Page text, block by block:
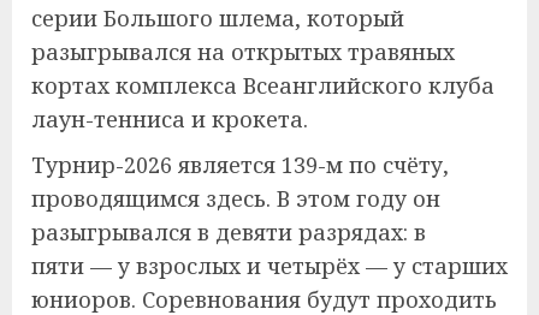
серии Большого шлема, который
разыгрывался на открытых травяных
кортах комплекса Всеанглийского клуба
лаун-тенниса и крокета.
Турнир-2026 является 139-м по счёту,
проводящимся здесь. В этом году он
разыгрывался в девяти разрядах: в
пяти — у взрослых и четырёх — у старших
юниоров. Соревнования будут проходить